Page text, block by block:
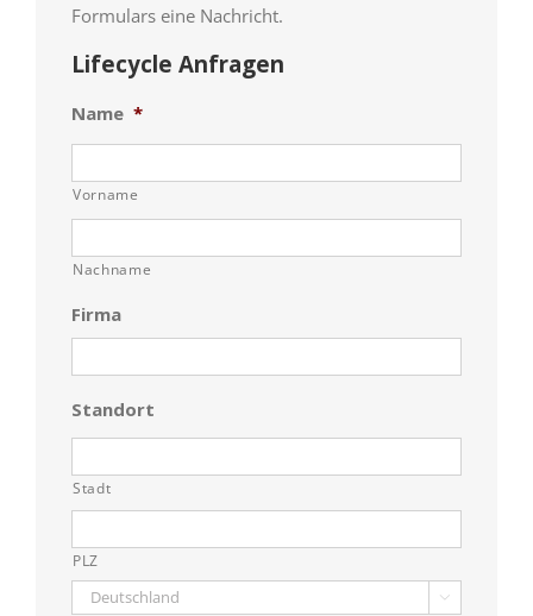
Formulars eine Nachricht.
Lifecycle Anfragen
Name *
Vorname
Nachname
Firma
Standort
Stadt
PLZ
